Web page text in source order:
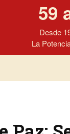
59
Desde
La